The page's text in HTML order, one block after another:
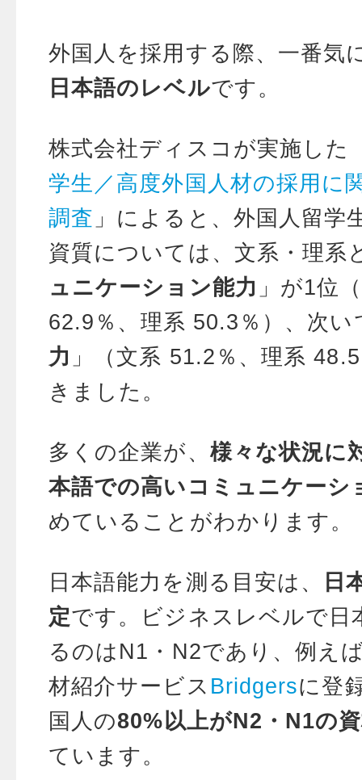
外国人を採用する際、一番気
日本語のレベルです。
株式会社ディスコが実施した
学生／高度外国人材の採用に
調査 」によると、外国人留学
資質については、文系・理系
ュニケーション能力 」が1位
62.9％、理系 50.3％）、次い
力 」（文系 51.2％、理系
きました。
多くの企業が、 様々な状況に
本語での高いコミュニケーシ
めていることがわかります。
日本語能力を測る目安は、
日
定です。ビジネスレベルで日
るのはN1・N2であり、例え
材紹介サービス Bridgersに登
国人の80%以上がN2・N1の
ています。